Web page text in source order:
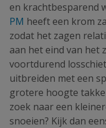
en krachtbesparend
PM heeft een krom
zodat het zagen
aan het eind van het
voortdurend
uitbreiden met een
grotere hoogte
zoek naar een
snoeien? Kijk dan